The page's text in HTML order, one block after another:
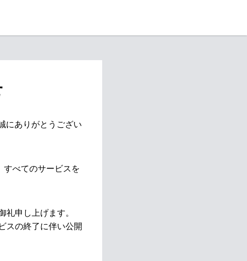
にありがとうござい
すべてのサービスを
申し上げます。
スの終了に伴い公開